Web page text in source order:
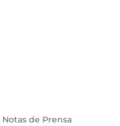
Notas de Prensa